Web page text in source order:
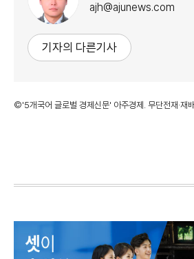
ajh@ajunews.com
기자의 다른기사
©'5개국어 글로벌 경제신문' 아주경제. 무단전재·재